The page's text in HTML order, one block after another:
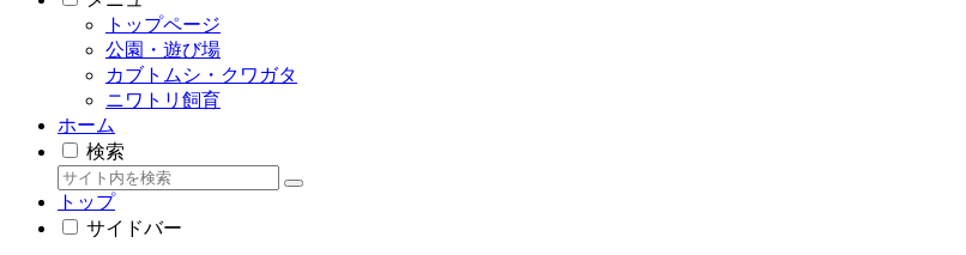
トップページ
公園・遊び場
カブトムシ・クワガタ
ニワトリ飼育
ホーム
検索
トップ
サイドバー